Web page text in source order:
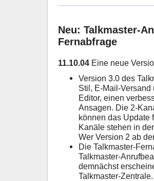
Neu: Talkmaster-
Fernabfrage
11.10.04 Eine neue
Version 3.0 des
Stil, E-Mail-
Editor, einen
Ansagen. Die 2-
können das Update
Kanäle stehen in
Wer Version 2 ab
Die Talkmaster-
Talkmaster-
demnächst
Talkmaster-Zentrale.